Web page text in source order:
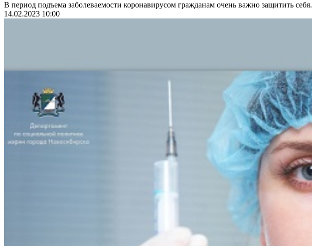
В период подъема заболеваемости коронавирусом гражданам очень важно защитить себя.
14.02.2023 10:00